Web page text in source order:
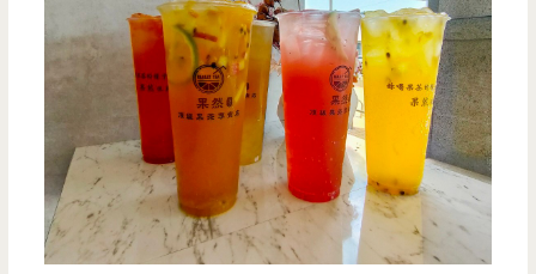
只
要
369
午
後
弄-
色